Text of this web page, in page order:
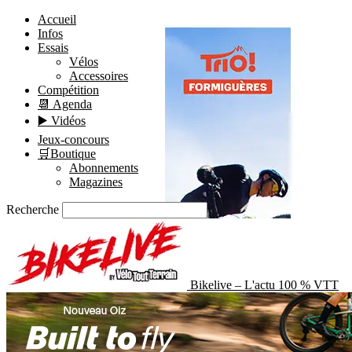
Accueil
Infos
Essais
Vélos
Accessoires
Compétition
📆 Agenda
▶️ Vidéos
Jeux-concours
🛒Boutique
Abonnements
Magazines
Recherche
Bikelive – L'actu 100 % VTT